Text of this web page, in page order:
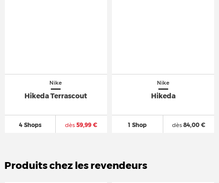
Nike
Hikeda Terrascout
4 Shops dès 59,99 €
Nike
Hikeda
1 Shop dès84,00 €
Produits chez les revendeurs